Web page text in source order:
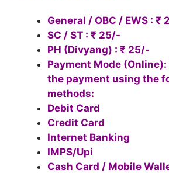
General / OBC / EWS : ₹
SC / ST : ₹ 25/-
PH (Divyang) : ₹ 25/-
Payment Mode (Online):
the payment using the
methods:
Debit Card
Credit Card
Internet Banking
IMPS/Upi
Cash Card / Mobile